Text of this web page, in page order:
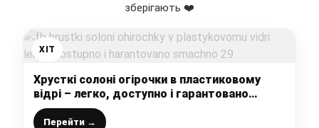
зберігають ❤️
ХІТ
Хрусткі солоні огірочки в пластиковому
відрі – легко, доступно і гарантовано
смачно
Перейти →